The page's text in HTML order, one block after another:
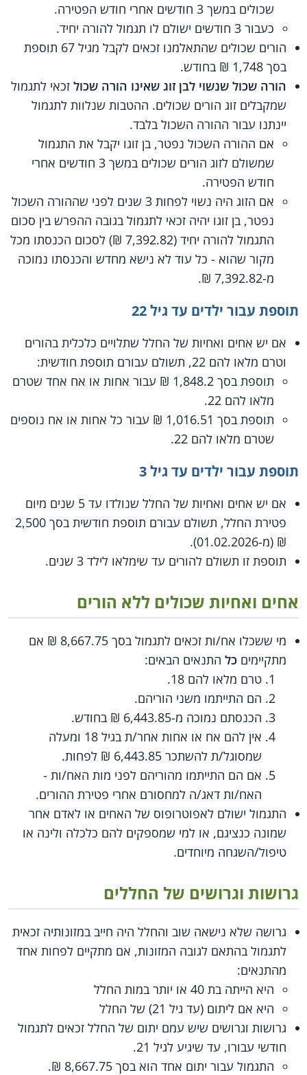
שכולים במשך 3 חודשים אחרי חודש הפטירה.
כעבור 3 חודשים ישולם לו תגמול להורה יחיד.
הורים שכולים שהתאלמנו זכאים לקבל מגיל 67 תוספת
בסך 1,748 ₪ בחודש.
הורה שכול שנשוי לבן זוג שאינו הורה שכול זכאי לתגמול
שמקבלים זוג הורים שכולים. ההטבות שנלוות לתגמול
יינתנו עבור ההורה השכול בלבד.
אם ההורה השכול נפטר, בן זוגו יקבל את התגמול
שמשולם לזוג הורים שכולים במשך 3 חודשים אחרי
חודש הפטירה.
אם הזוג היה נשוי לפחות 3 שנים לפני שההורה השכול
נפטר, בן זוגו יהיה זכאי לתגמול בגובה ההפרש בין סכום
התגמול להורה יחיד (7,392.82 ₪) לסכום הכנסתו מכל
מקור שהוא - כל עוד לא נישא מחדש והכנסתו נמוכה
מ-7,392.82 ₪.
תוספת עבור ילדים עד גיל 22
אם יש אחים ואחיות של החלל שתלויים כלכלית בהורים
וטרם מלאו להם 22, תשולם עבורם תוספת חודשית:
תוספת בסך 1,848.2 ₪ עבור אחות או אח אחד שטרם
מלאו להם 22.
תוספת בסך 1,016.51 ₪ עבור כל אחות או אח נוספים
שטרם מלאו להם 22.
תוספת עבור ילדים עד גיל 3
אם יש אחים ואחיות של החלל שנולדו עד 5 שנים מיום
פטירת החלל, תשולם עבורם תוספת חודשית בסך 2,500
₪ (מ-01.02.2026).
תוספת זו תשולם להורים עד שימלאו לילד 3 שנים.
אחים ואחיות שכולים ללא הורים
מי ששכלו אח/ות זכאים לתגמול בסך 8,667.75 ₪ אם
מתקיימים כל התנאים הבאים:
טרם מלאו להם 18.
הם התייתמו משני הוריהם.
הכנסתם נמוכה מ-6,443.85 ₪ בחודש.
אין להם אח או אחות אחר/ת בגיל 18 ומעלה
שמסוגל/ת להשתכר 6,443.85 ₪ לפחות.
אם הם התייתמו מהוריהם לפני מות האח/ות -
האח/ות דאג/ה למחסורם אחרי פטירת ההורים.
התגמול ישולם לאפוטרופוס של האחים או לאדם אחר
שמונה כנציגם, או למי שמספקים להם כלכלה ולינה או
טיפול/השגחה מיוחדים.
גרושות וגרושים של החללים
גרושה שלא נישאה שוב והחלל היה חייב במזונותיה זכאית
לתגמול בהתאם לגובה המזונות, אם מתקיים לפחות אחד
מהתנאים:
היא הייתה בת 40 או יותר במות החלל
היא אם ליתום (עד גיל 21) של החלל
גרושות וגרושים שיש עמם יתום של החלל זכאים לתגמול
חודשי עבורו, עד שיגיע לגיל 21.
התגמול עבור יתום אחד הוא בסך 8,667.75 ₪.